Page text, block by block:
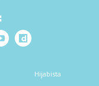
FB
Hijabista